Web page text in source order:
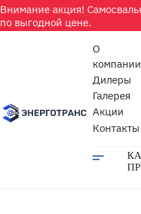
Внимание акция!
по выгодной цене.
О
компании
Дилеры
Галерея
Акции
Контакты